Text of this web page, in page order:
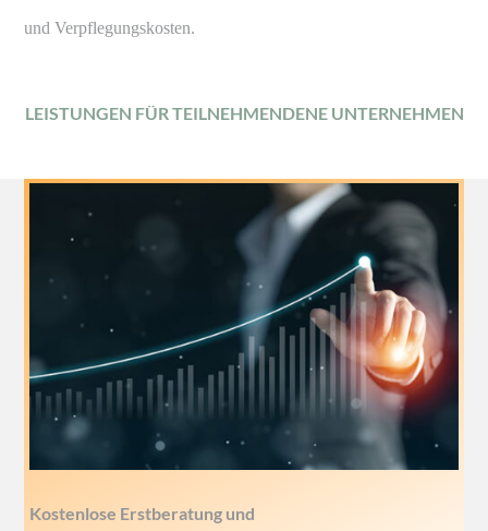
und Verpflegungskosten.
LEISTUNGEN FÜR TEILNEHMENDENE UNTERNEHMEN
Kostenlose Erstberatung und